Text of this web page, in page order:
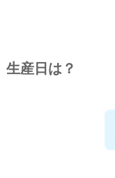
生産日は？